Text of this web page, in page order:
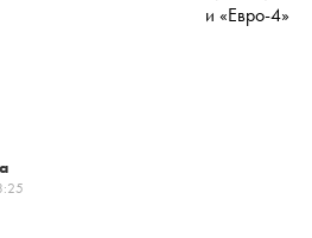
и «Евро-4»